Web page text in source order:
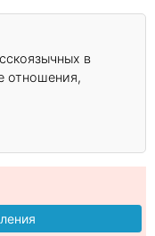
в
отношения,